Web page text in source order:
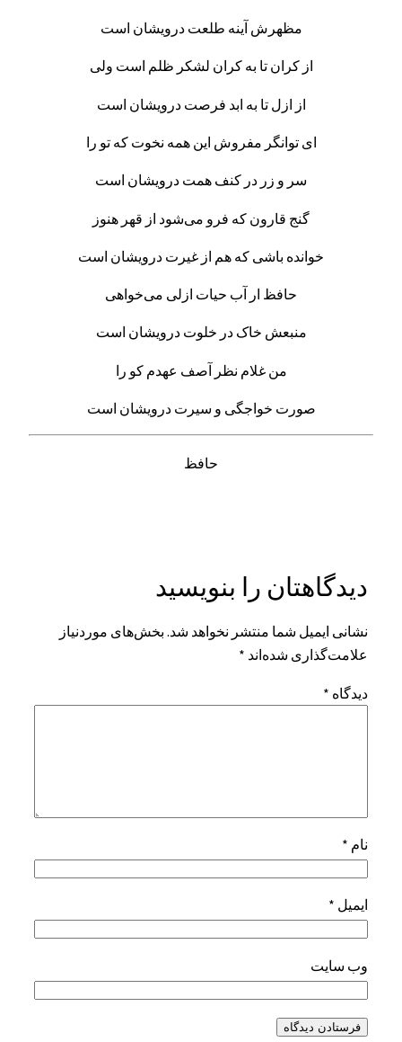
مظهرش آینه طلعت درویشان است
از کران تا به کران لشکر ظلم است ولی
از ازل تا به ابد فرصت درویشان است
ای توانگر مفروش این همه نخوت که تو را
سر و زر در کنف همت درویشان است
گنج قارون که فرو می‌شود از قهر هنوز
خوانده باشی که هم از غیرت درویشان است
حافظ ار آب حیات ازلی می‌خواهی
منبعش خاک در خلوت درویشان است
من غلام نظر آصف عهدم کو را
صورت خواجگی و سیرت درویشان است
حافظ
دیدگاهتان را بنویسید
نشانی ایمیل شما منتشر نخواهد شد. بخش‌های موردنیاز
علامت‌گذاری شده‌اند *
دیدگاه *
نام *
ایمیل *
وب‌ سایت